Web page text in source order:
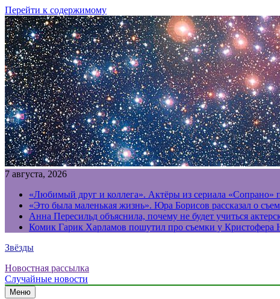
Перейти к содержимому
7 августа, 2026
«Любимый друг и коллега». Актёры из сериала «Сопрано»
«Это была маленькая жизнь». Юра Борисов рассказал о
Анна Пересильд объяснила, почему не будет учиться
Комик Гарик Харламов пошутил про съемки у Кристофера
Звёзды
Новостная рассылка
Случайные новости
Меню